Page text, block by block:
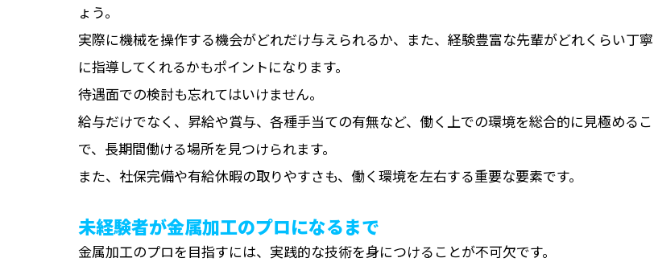
ょう。
実際に機械を操作する機会がどれだけ与えられるか、また、経験豊富な先輩がどれくらい丁寧
に指導してくれるかもポイントになります。
待遇面での検討も忘れてはいけません。
給与だけでなく、昇給や賞与、各種手当ての有無など、働く上での環境を総合的に見極める
で、長期間働ける場所を見つけられます。
また、社保完備や有給休暇の取りやすさも、働く環境を左右する重要な要素です。
未経験者が金属加工のプロになるまで
金属加工のプロを目指すには、実践的な技術を身につけることが不可欠です。